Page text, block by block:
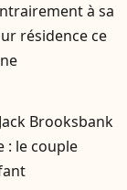
à sa
résidence ce
Brooksbank
: le couple